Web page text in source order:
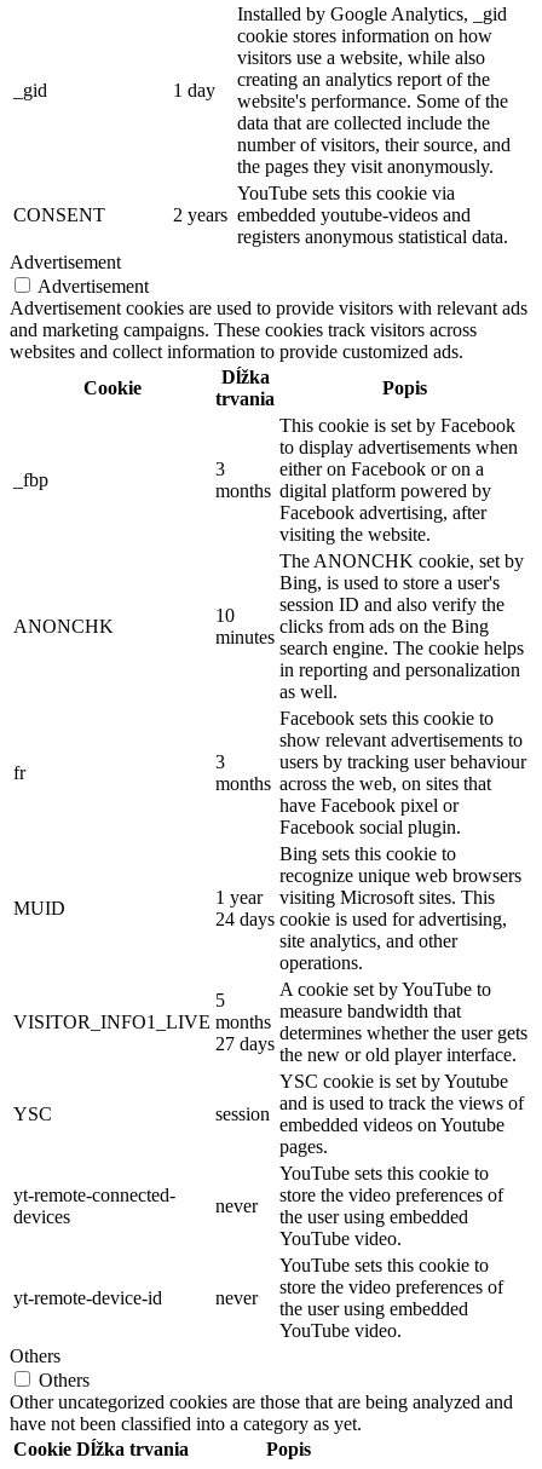
_gid 1 day
Installed by Google Analytics, _gid
cookie stores information on how
visitors use a website, while also
creating an analytics report of the
website's performance. Some of the
data that are collected include the
number of visitors, their source, and
the pages they visit anonymously.
CONSENT 2 years
YouTube sets this cookie via
embedded youtube-videos and
registers anonymous statistical data.
Advertisement
Advertisement
Advertisement cookies are used to provide visitors with relevant ads
and marketing campaigns. These cookies track visitors across
websites and collect information to provide customized ads.
Cookie
Dĺžka
trvania
Popis
_fbp
3
months
This cookie is set by Facebook
to display advertisements when
either on Facebook or on a
digital platform powered by
Facebook advertising, after
visiting the website.
ANONCHK
10
minutes
The ANONCHK cookie, set by
Bing, is used to store a user's
session ID and also verify the
clicks from ads on the Bing
search engine. The cookie helps
in reporting and personalization
as well.
fr
3
months
Facebook sets this cookie to
show relevant advertisements to
users by tracking user behaviour
across the web, on sites that
have Facebook pixel or
Facebook social plugin.
MUID
1 year
24 days
Bing sets this cookie to
recognize unique web browsers
visiting Microsoft sites. This
cookie is used for advertising,
site analytics, and other
operations.
VISITOR_INFO1_LIVE
5
months
27 days
A cookie set by YouTube to
measure bandwidth that
determines whether the user gets
the new or old player interface.
YSC session
YSC cookie is set by Youtube
and is used to track the views of
embedded videos on Youtube
pages.
yt-remote-connected-
devices
never
YouTube sets this cookie to
store the video preferences of
the user using embedded
YouTube video.
yt-remote-device-id never
YouTube sets this cookie to
store the video preferences of
the user using embedded
YouTube video.
Others
Others
Other uncategorized cookies are those that are being analyzed and
have not been classified into a category as yet.
Cookie Dĺžka trvania
Popis